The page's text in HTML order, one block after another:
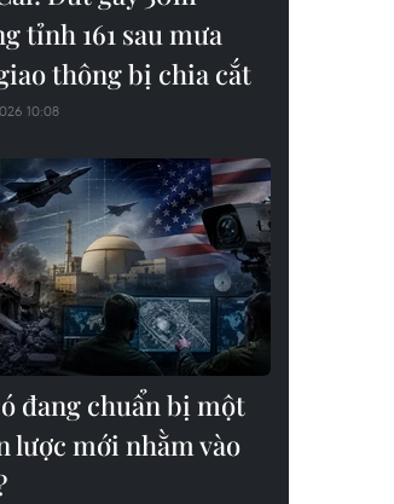
tỉnh 161 sau mưa
thông bị chia cắt
10:08
đang chuẩn bị một
lược mới nhằm vào